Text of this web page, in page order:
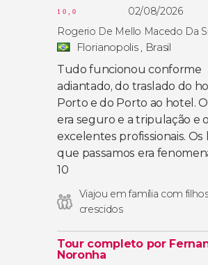
10,0
02/08/2026
Rogerio De Mello Macedo Da
Florianopolis , Brasil
Tudo funcionou conforme
adiantado, do traslado do
Porto e do Porto ao hotel.
era seguro e a tripulação e
excelentes profissionais. Os
que passamos era
10
Viajou em família com
crescidos
Tour completo por
Noronha